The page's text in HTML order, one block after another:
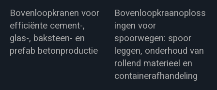
Bovenloopkranen voor
efficiënte cement-,
glas-, baksteen- en
prefab betonproductie
Bovenloopkraanoploss
ingen voor
spoorwegen: spoor
leggen, onderhoud van
rollend materieel en
containerafhandeling